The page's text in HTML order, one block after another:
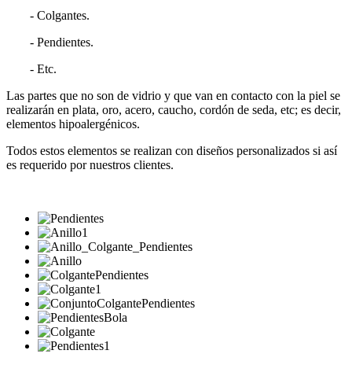
- Colgantes.
- Pendientes.
- Etc.
Las partes que no son de vidrio y que van en contacto con la piel se
realizarán en plata, oro, acero, caucho, cordón de seda, etc; es decir,
elementos hipoalergénicos.
Todos estos elementos se realizan con diseños personalizados si así
es requerido por nuestros clientes.